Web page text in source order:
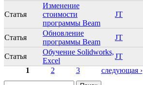
Статья
Изменение
стоимости
программы Beam
JT
Статья
Обновление
программы Beam
JT
Статья
Обучение Solidworks,
Excel
JT
Страницы
1 2 3 следующая ›